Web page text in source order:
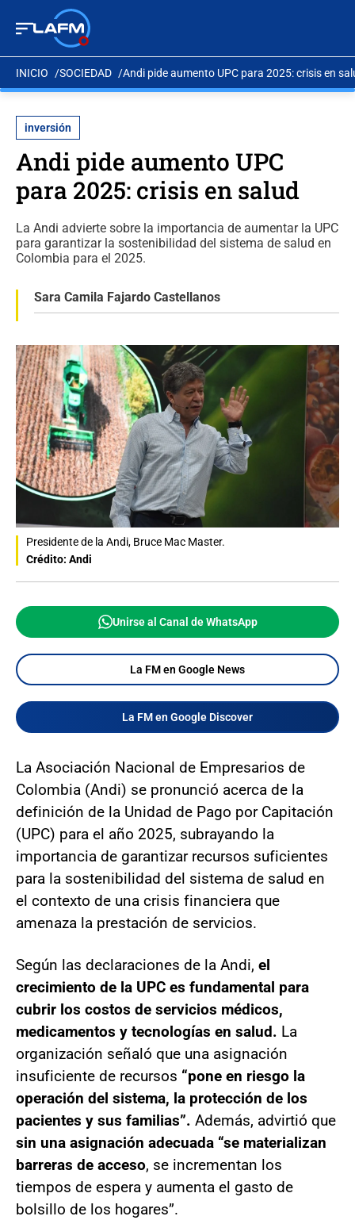
INICIO SOCIEDAD Andi pide aumento UPC para 2025: crisis en
inversión
Andi pide aumento UPC
para 2025: crisis en salud
La Andi advierte sobre la importancia de aumentar la UPC
para garantizar la sostenibilidad del sistema de salud en
Colombia para el 2025.
Sara Camila Fajardo Castellanos
Presidente de la Andi, Bruce Mac Master.
Crédito: Andi
Unirse al Canal de WhatsApp
La FM en Google News
La FM en Google Discover
La Asociación Nacional de Empresarios de
Colombia (Andi) se pronunció acerca de la
definición de la Unidad de Pago por Capitación
(UPC) para el año 2025, subrayando la
importancia de garantizar recursos suficientes
para la sostenibilidad del sistema de salud en
el contexto de una crisis financiera que
amenaza la prestación de servicios.
Según las declaraciones de la Andi, el
crecimiento de la UPC es fundamental para
cubrir los costos de servicios médicos,
medicamentos y tecnologías en salud. La
organización señaló que una asignación
insuficiente de recursos “pone en riesgo la
operación del sistema, la protección de los
pacientes y sus familias”. Además, advirtió que
sin una asignación adecuada “se materializan
barreras de acceso, se incrementan los
tiempos de espera y aumenta el gasto de
bolsillo de los hogares”.